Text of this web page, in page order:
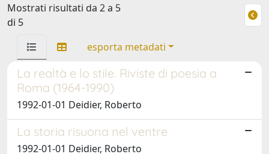
Mostrati risultati da 2 a 5
di 5
esporta metadati
La realtà e lo stile. Riviste di poesia a
Roma (1964-1990)
1992-01-01 Deidier, Roberto
La storia risuona nel ventre
1992-01-01 Deidier, Roberto